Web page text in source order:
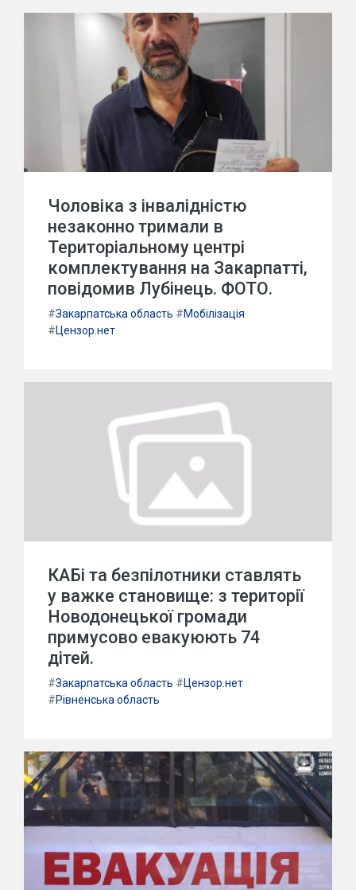
Чоловіка з інвалідністю
незаконно тримали в
Територіальному центрі
комплектування на Закарпатті,
повідомив Лубінець. ФОТО.
#Закарпатська область #Мобілізація
#Цензор.нет
КАБі та безпілотники ставлять
у важке становище: з території
Новодонецької громади
примусово евакуюють 74
дітей.
#Закарпатська область #Цензор.нет
#Рівненська область